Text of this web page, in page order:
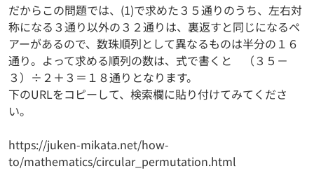
だからこの問題では、(1)で求めた３５通りのうち、左右対
称になる３通り以外の３２通りは、裏返すと同じになるペ
アーがあるので、数珠順列として異なるものは半分の１６
通り。よって求める順列の数は、式で書くと （３５－
３）÷２＋３＝１８通りとなります。
下のURLをコピーして、検索欄に貼り付けてみてくださ
い。
https://juken-mikata.net/how-
to/mathematics/circular_permutation.html